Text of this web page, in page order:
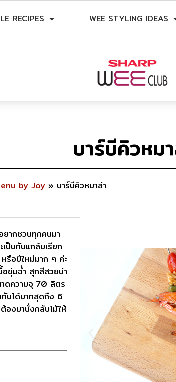
RECIPES WEE STYLING IDEAS
บาร์บีคิวหม
by Joy » บาร์บีคิวหมาล่า
ยากชวนทุกคนมา
เป็นกับแกล้มเรียก
รือปีใหม่มาก ๆ ค่ะ
อชุ่มฉ่ำ สุกสีสวยน่า
ดความจุ 70 ลิตร
นได้มากสุดถึง 6
ต้องมานั่งกลับไม้ให้